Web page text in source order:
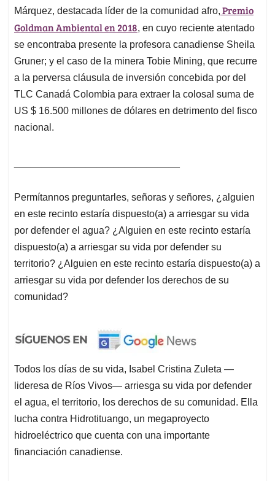
Márquez, destacada líder de la comunidad afro, Premio
Goldman Ambiental en 2018, en cuyo reciente atentado
se encontraba presente la profesora canadiense Sheila
Gruner; y el caso de la minera Tobie Mining, que recurre
a la perversa cláusula de inversión concebida por del
TLC Canadá Colombia para extraer la colosal suma de
US $ 16.500 millones de dólares en detrimento del fisco
nacional.
Permítannos preguntarles, señoras y señores, ¿alguien
en este recinto estaría dispuesto(a) a arriesgar su vida
por defender el agua? ¿Alguien en este recinto estaría
dispuesto(a) a arriesgar su vida por defender su
territorio? ¿Alguien en este recinto estaría dispuesto(a) a
arriesgar su vida por defender los derechos de su
comunidad?
Todos los días de su vida, Isabel Cristina Zuleta —
lideresa de Ríos Vivos— arriesga su vida por defender
el agua, el territorio, los derechos de su comunidad. Ella
lucha contra Hidrotituango, un megaproyecto
hidroeléctrico que cuenta con una importante
financiación canadiense.